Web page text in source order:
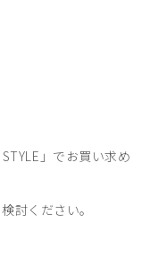
」でお買い求め
討ください。